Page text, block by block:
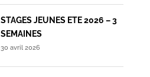
STAGES JEUNES ETE 2026 – 3
SEMAINES
30 avril 2026